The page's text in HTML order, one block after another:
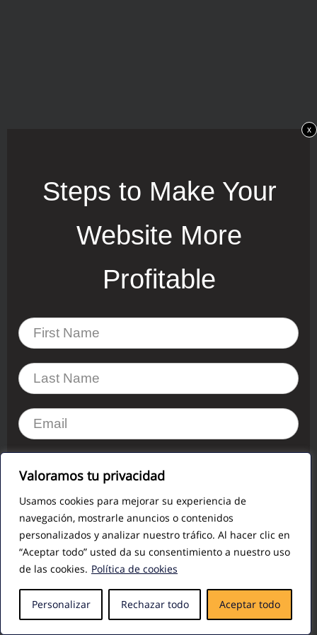
Valoramos tu privacidad
Usamos cookies para mejorar su experiencia de
navegación, mostrarle anuncios o contenidos
personalizados y analizar nuestro tráfico. Al hacer clic en
“Aceptar todo” usted da su consentimiento a nuestro uso
de las cookies. Política de cookies
Personalizar Rechazar todo Aceptar todo
Steps to Make Your
Website More
Profitable
Get Acces to Your Complete Free Guide
Publicaciones recomendadas:
x